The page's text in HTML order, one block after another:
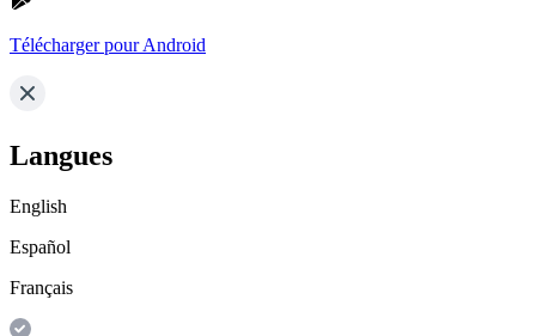
Télécharger pour Android
Langues
English
Español
Français